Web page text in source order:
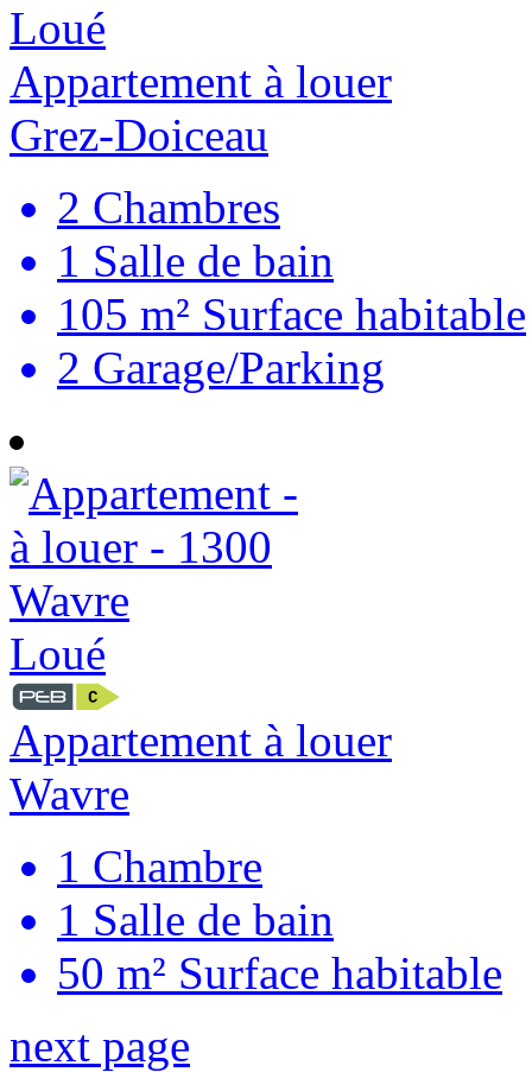
Loué
Appartement à louer
Grez-Doiceau
2 Chambres
1 Salle de bain
105 m² Surface habitable
2 Garage/Parking
Loué
Appartement à louer
Wavre
1 Chambre
1 Salle de bain
50 m² Surface habitable
next page